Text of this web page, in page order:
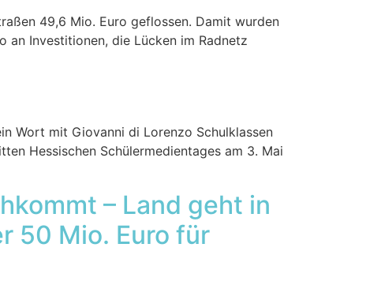
49,6 Mio. Euro geflossen. Damit wurden
an Investitionen, die Lücken im Radnetz
Wort mit Giovanni di Lorenzo Schulklassen
Hessischen Schülermedientages am 3. Mai
– Land geht in
50 Mio. Euro für